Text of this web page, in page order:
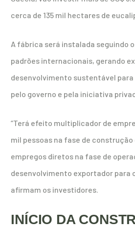
cerca de 135 mil hectares de
A fábrica será instalada seguindo
padrões internacionais, gerando
desenvolvimento sustentável
pelo governo e pela iniciativa
“Terá efeito multiplicador de
mil pessoas na fase de construção
empregos diretos na fase de
desenvolvimento exportador para
afirmam os investidores.
INÍCIO DA